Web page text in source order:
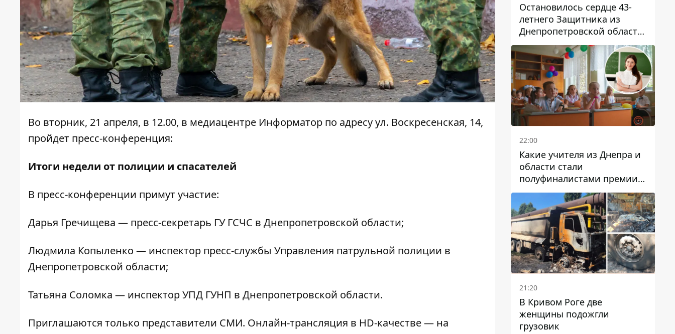
Во вторник, 21 апреля, в 12.00, в медиацентре Информатор по адресу ул. Воскресенская, 14,
пройдет пресс-конференция:
Итоги недели от полиции и спасателей
В пресс-конференции примут участие:
Дарья Гречищева — пресс-секретарь ГУ ГСЧС в Днепропетровской области;
Людмила Копыленко — инспектор пресс-службы Управления патрульной полиции в
Днепропетровской области;
Татьяна Соломка — инспектор УПД ГУНП в Днепропетровской области.
Приглашаются только представители СМИ. Онлайн-трансляция в HD-качестве — на
Остановилось сердце 43-
летнего Защитника из
Днепропетровской области
Евгения Зинченко
22:00
Какие учителя из Днепра и
области стали
полуфиналистами премии
Global Teacher Prize Ukraine
2026
21:20
В Кривом Роге две
женщины подожгли
грузовик